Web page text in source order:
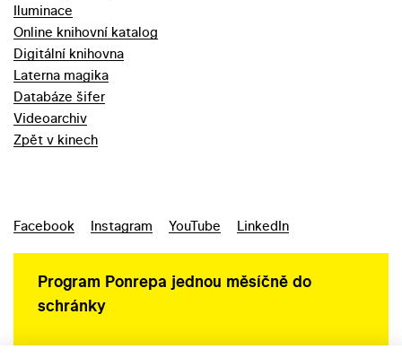
Iluminace
Online knihovní katalog
Digitální knihovna
Laterna magika
Databáze šifer
Videoarchiv
Zpět v kinech
Facebook Instagram YouTube LinkedIn
Program Ponrepa jednou měsíčně do
schránky